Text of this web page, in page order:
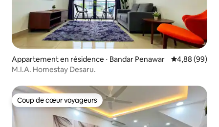
Appartement en résidence ⋅ Bandar Penawar Évaluation
4,88 (99)
M.I.A. Homestay Desaru.
Coup de cœur voyageurs
Coup de cœur voyageurs